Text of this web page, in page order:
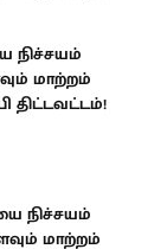
நிச்சயம்
மாற்றம்
திட்டவட்டம்!
நிச்சயம்
மாற்றம்